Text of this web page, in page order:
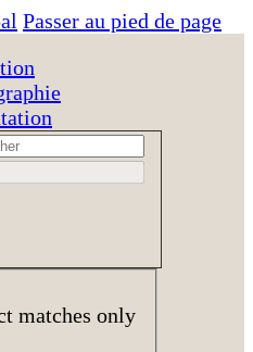
Passer au pied de page
matches only